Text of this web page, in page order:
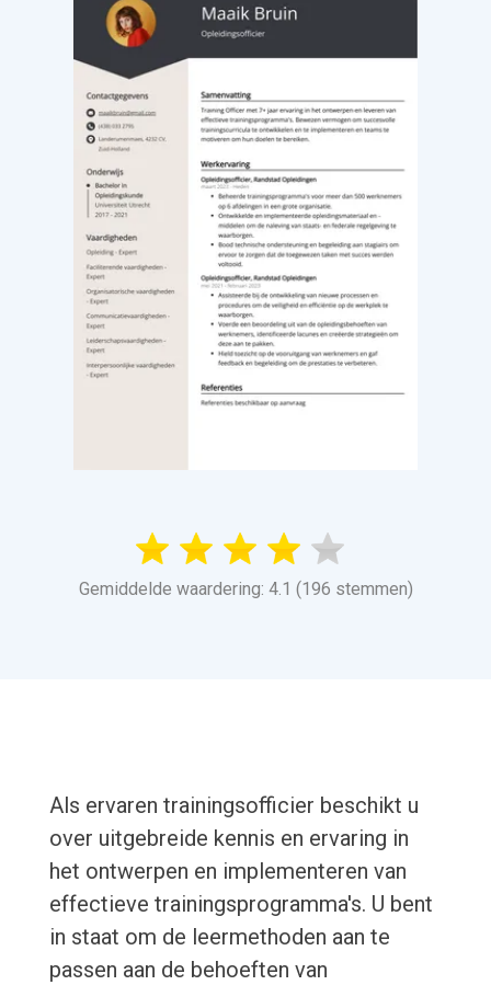
Gemiddelde waardering: 4.1 (196 stemmen)
Als ervaren trainingsofficier beschikt u
over uitgebreide kennis en ervaring in
het ontwerpen en implementeren van
effectieve trainingsprogramma's. U bent
in staat om de leermethoden aan te
passen aan de behoeften van